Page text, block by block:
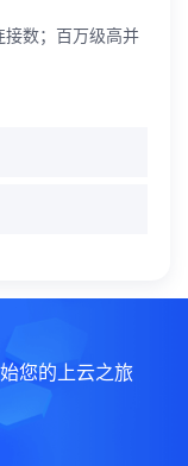
接数；百万级高并
您的上云之旅